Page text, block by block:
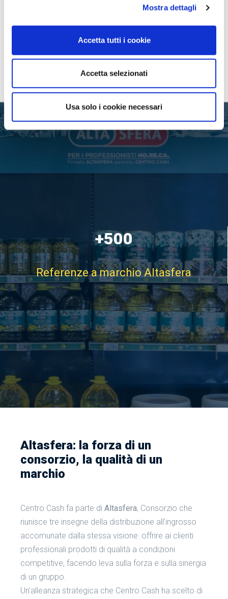
Mostra dettagli
Accetta tutti i cookie
Accetta selezionati
Usa solo i cookie necessari
Clienti
garantire sempre nuove opportunità di risparmio. Un
gestione dei costi, senza mai rinunciare alla qualità.
Scopri di più
+500
Referenze a marchio Altasfera
Altasfera: la forza di un
consorzio, la qualità di un
marchio
Centro Cash fa parte di Altasfera, Consorzio che
riunisce tre insegne della distribuzione all’ingrosso
accomunate dalla stessa visione: offrire ai clienti
professionali prodotti di qualità a condizioni
competitive, facendo leva sulla forza e sulla sinergia
di un gruppo.
Un’alleanza strategica che Centro Cash ha scelto di